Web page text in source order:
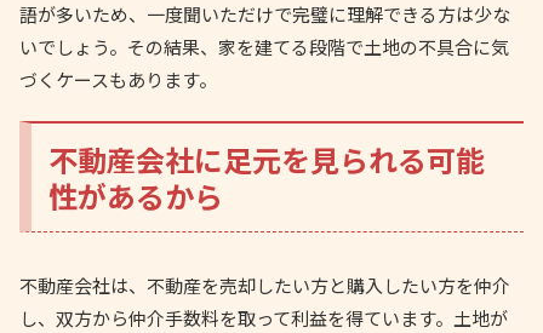
語が多いため、一度聞いただけで完璧に理解できる方は少な
いでしょう。その結果、家を建てる段階で土地の不具合に気
づくケースもあります。
不動産会社に足元を見られる可能
性があるから
不動産会社は、不動産を売却したい方と購入したい方を仲介
し、双方から仲介手数料を取って利益を得ています。土地が